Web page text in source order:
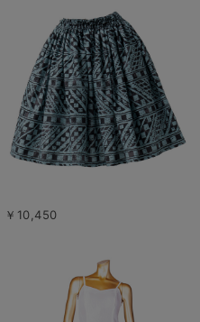
￥10,450